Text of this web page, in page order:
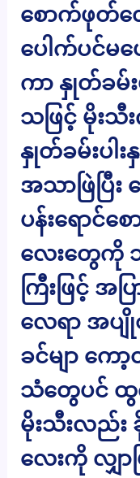
စောက်ဖုတ်လေ
ပေါက်ပင်မပ
ကာ နှုတ်ခမ်း
သဖြင့် မိုး
နှုတ်ခမ်းပါ
အသာဖြဲပြီ
ပန်းရောင်
လေးတွေကို သူ့
ကြီးဖြင့်
လေရာ အပျို
ခင်မျာ က
သံတွေပင်
မိုးသီးလည်း
လေးကို လျှ